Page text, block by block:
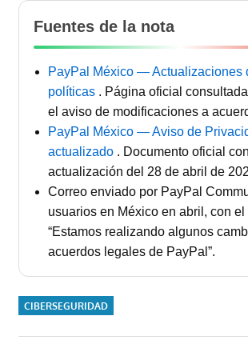
Fuentes de la nota
PayPal México — Actualizaciones
políticas . Página oficial
el aviso de modificaciones a
PayPal México — Aviso de
actualizado . Documento oficial
actualización del 28 de abril de
Correo enviado por PayPal
usuarios en México en abril, con el
“Estamos realizando algunos
acuerdos legales de PayPal”.
CIBERSEGURIDAD